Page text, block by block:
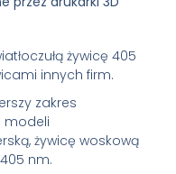
żywicę 405
innych firm.
zakres
modeli
żywicę woskową
nm.